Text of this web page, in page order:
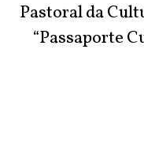
Pastoral da
“Passaporte